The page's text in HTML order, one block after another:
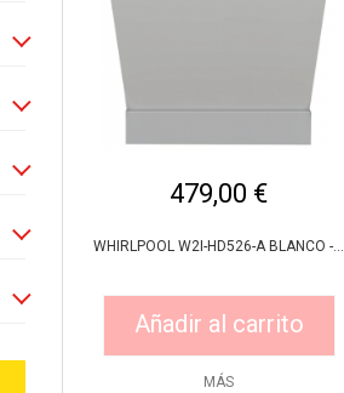
479,00 €
WHIRLPOOL W2I-HD526-A BLANCO -...
Añadir al carrito
MÁS
Vista rápida